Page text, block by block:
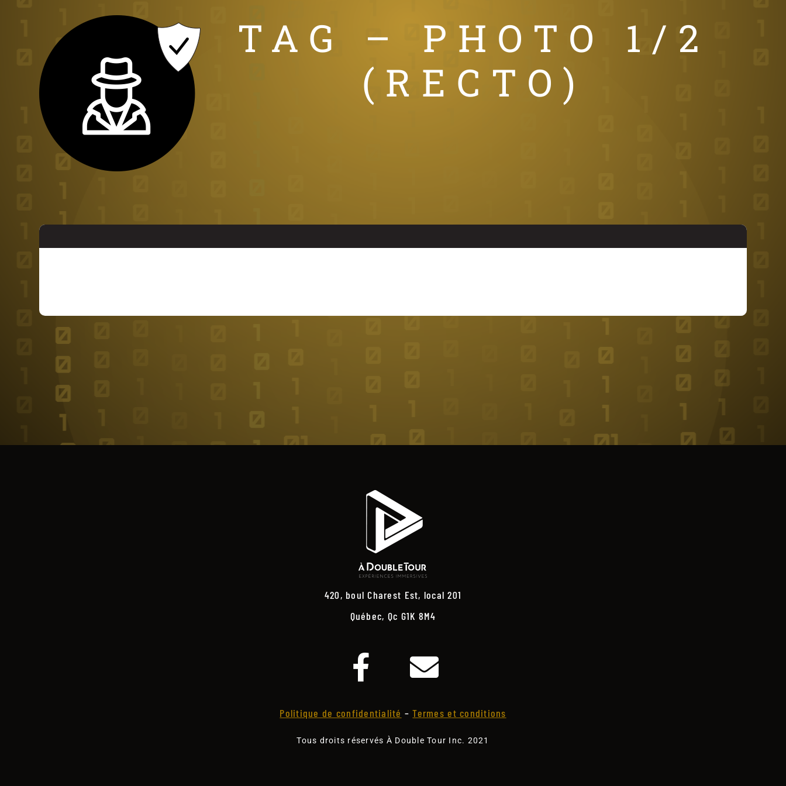
TAG – PHOTO 1/2
(RECTO)
420, boul Charest Est, local 201
Québec, Qc G1K 8M4
Politique de confidentialité –Termes et conditions
Tous droits réservés À Double Tour Inc. 2021